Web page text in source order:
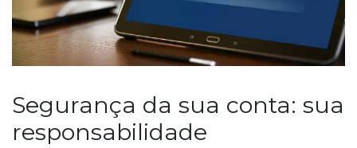
Segurança da sua conta: sua
responsabilidade